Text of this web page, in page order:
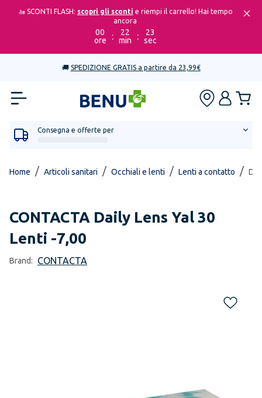
🚤 SCONTI FLASH: scopri gli sconti e riempi il carrello! Hai tempo
ancora
00
ore
:
22
min
:
23
sec
🚚 SPEDIZIONE GRATIS a partire da 23,99€
Consegna e offerte per
Home / Articoli sanitari / Occhiali e lenti / Lenti a contatto /
CONTACTA Daily Lens Yal 30
Lenti -7,00
Brand: CONTACTA